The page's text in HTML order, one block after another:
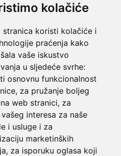
kolačiće
stranica koristi kolačiće i
praćenja kako
vaše iskustvo
u sljedeće svrhe:
osnovnu funkcionalnost
, za pružanje boljeg
web stranici, za
interesa za naše
i usluge i za
marketinških
, za isporuku oglasa koji
novaca
za novac